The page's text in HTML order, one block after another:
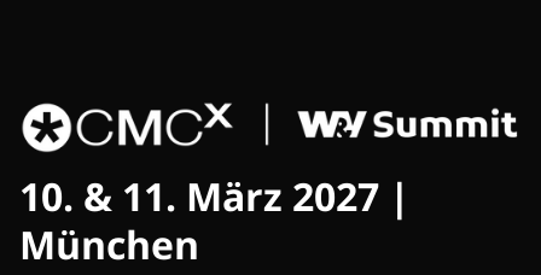
10. & 11. März 2027 |
München